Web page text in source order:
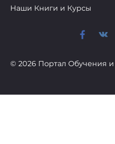
Наши Книги и Курсы
© 2026 Портал Обучения